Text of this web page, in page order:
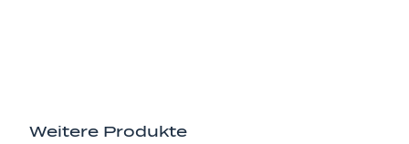
Weitere Produkte